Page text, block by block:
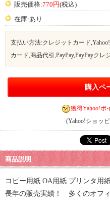
販売価格:770円(税込)
在庫:あり
支払い方法:クレジットカード
カード,商品代引,PayPay,PayPayクレ
購入ペ
獲得Yahoo!ポ
(Yahoo!ショッ
商品説明
コピー用紙 OA用紙 プリンタ用
長年の販売実績！ 多くのオフ